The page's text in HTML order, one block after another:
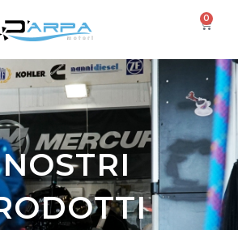
0